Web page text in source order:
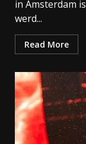
in Amsterdam
werd...
Read More